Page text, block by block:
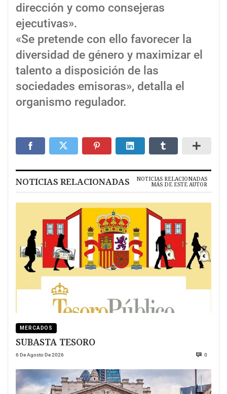
dirección y como consejeras
ejecutivas».
«Se pretende con ello favorecer la
diversidad de género y maximizar el
talento a disposición de las
sociedades emisoras», detalla el
organismo regulador.
NOTICIAS RELACIONADAS NOTICIAS RELACIONADAS
MÁS DE ESTE AUTOR
MERCADOS
SUBASTA TESORO
6 De Agosto De 2026 0